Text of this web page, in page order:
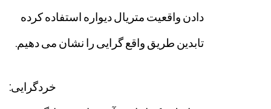
دادنواقعیتمتریالدیوارهاستفادهکرده
تابدینطریقواقعگراییرانشانمیدهیم.
خردگرایی: